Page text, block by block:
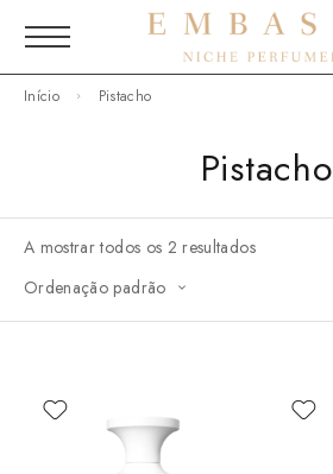
Início Pistacho
Pistacho
A mostrar todos os 2 resultados
Ordenação padrão